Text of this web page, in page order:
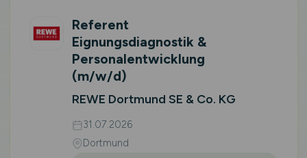
Referent
Eignungsdiagnostik &
Personalentwicklung
(m/w/d)
REWE Dortmund SE & Co. KG
31.07.2026
Dortmund